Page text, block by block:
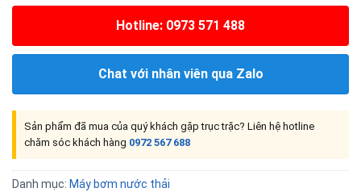
Hotline: 0973 571 488
Chat với nhân viên qua Zalo
Sản phẩm đã mua của quý khách gặp trục trặc? Liên hệ hotline
chăm sóc khách hàng 0972 567 688
Danh mục: Máy bơm nước thải